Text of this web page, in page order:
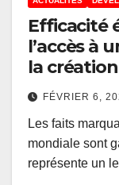
Efficacité
l’accès à
la
FÉVRIER 6,
Les faits
mondiale sont
représente un